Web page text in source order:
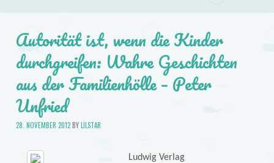
Autorität ist, wenn die Kinder
durchgreifen: Wahre Geschichten
aus der Familienhölle – Peter
Unfried
28. NOVEMBER 2012BYLILSTAR
Ludwig Verlag